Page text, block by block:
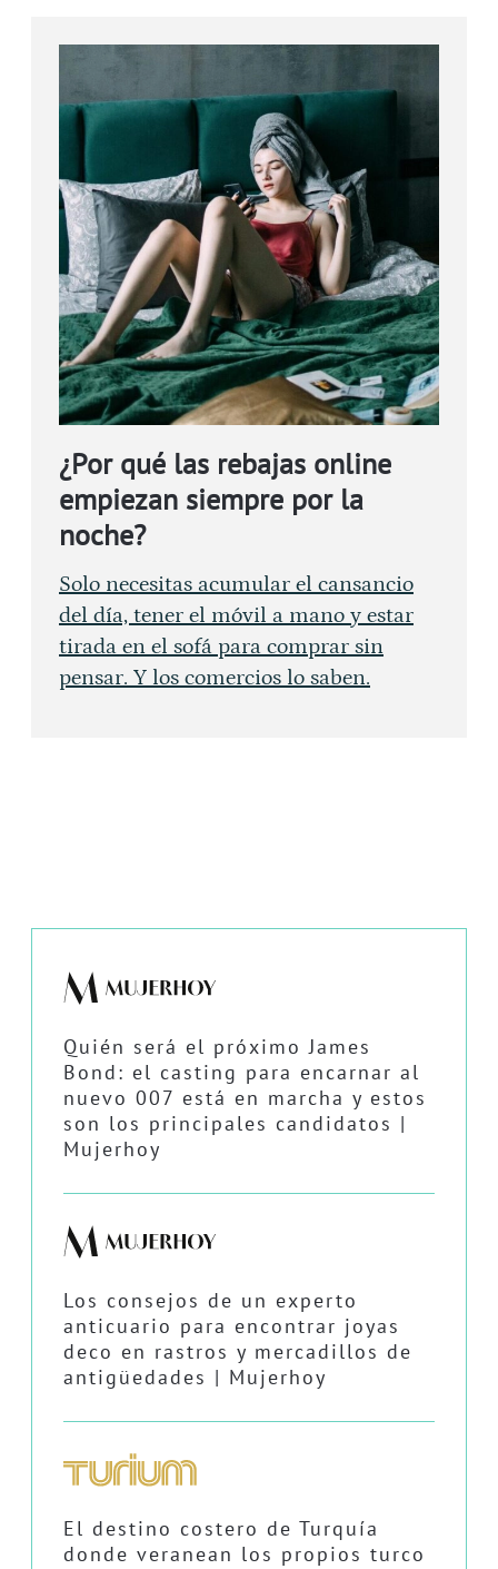
¿Por qué las rebajas online
empiezan siempre por la
noche?
Solo necesitas acumular el cansancio
del día, tener el móvil a mano y estar
tirada en el sofá para comprar sin
pensar. Y los comercios lo saben.
Quién será el próximo James
Bond: el casting para encarnar al
nuevo 007 está en marcha y estos
son los principales candidatos |
Mujerhoy
Los consejos de un experto
anticuario para encontrar joyas
deco en rastros y mercadillos de
antigüedades | Mujerhoy
El destino costero de Turquía
donde veranean los propios turco